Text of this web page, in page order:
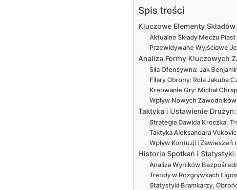
Spis treści
Kluczowe Elementy
Aktualne Składy Meczu
Przewidywane Wyjściowe
Analiza Formy Kluczowych
Siła Ofensywna: Jak
Filary Obrony: Rola Jakuba
Kreowanie Gry: Michał
Wpływ Nowych Zawodników
Taktyka i Ustawienie
Strategia Dawida Kroczka:
Taktyka Aleksandara
Wpływ Kontuzji i Zawieszeń
Historia Spotkań i Statystyki:
Analiza Wyników
Trendy w Rozgrywkach
Statystyki Bramkarzy,